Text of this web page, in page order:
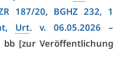
187/20, BGHZ 232, 1
Urt. v. 06.05.2026 –
[zur Ver­öf­fent­li­chung